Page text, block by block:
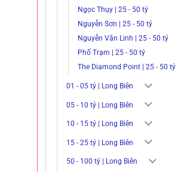
Ngọc Thụy | 25 - 50 tỷ
Nguyễn Sơn | 25 - 50 tỷ
Nguyễn Văn Linh | 25 - 50 tỷ
Phố Trạm | 25 - 50 tỷ
The Diamond Point | 25 - 50 tỷ
01 - 05 tỷ | Long Biên
05 - 10 tỷ | Long Biên
10 - 15 tỷ | Long Biên
15 - 25 tỷ | Long Biên
50 - 100 tỷ | Long Biên